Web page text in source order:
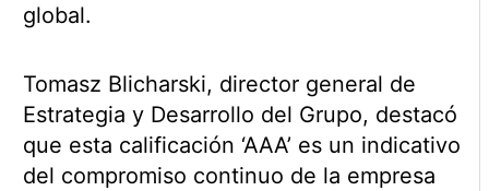
global.
Tomasz Blicharski, director general de
Estrategia y Desarrollo del Grupo, destacó
que esta calificación ‘AAA’ es un indicativo
del compromiso continuo de la empresa